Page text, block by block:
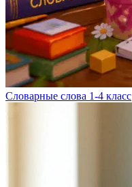
Словарные слова 1-4 класс